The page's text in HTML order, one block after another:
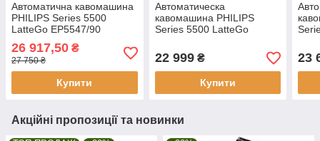
Автоматична кавомашина
PHILIPS Series 5500
LatteGo EP5547/90
повністю НОВА
26 917,50 ₴
27 750 ₴
Купити
Автоматическа
кавомашина PHILIPS
Series 5500 LatteGo
заводського паковання
22 999₴
Купити
23
Акційні пропозиції та новинки